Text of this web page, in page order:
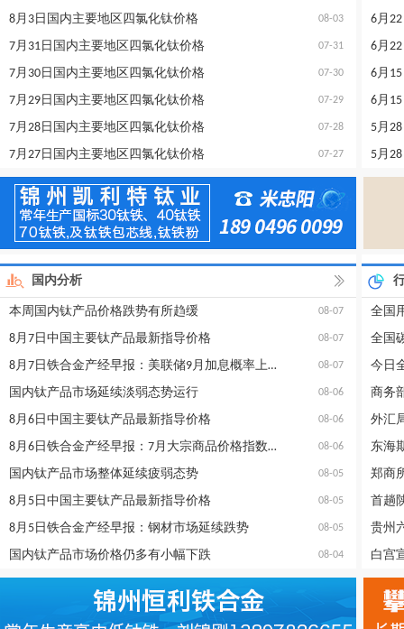
08-03
8月3日国内主要地区四氯化钛价格
07-31
7月31日国内主要地区四氯化钛价格
07-30
7月30日国内主要地区四氯化钛价格
07-29
7月29日国内主要地区四氯化钛价格
07-28
7月28日国内主要地区四氯化钛价格
07-27
7月27日国内主要地区四氯化钛价格
6月
6月
6月
6月
5月
5月
国内分析
08-07
本周国内钛产品价格跌势有所趋缓
08-07
8月7日中国主要钛产品最新指导价格
08-07
8月7日铁合金产经早报：美联储9月加息概率上升
08-06
国内钛产品市场延续淡弱态势运行
08-06
8月6日中国主要钛产品最新指导价格
08-06
8月6日铁合金产经早报：7月大宗商品价格指数小幅回落
08-05
国内钛产品市场整体延续疲弱态势
08-05
8月5日中国主要钛产品最新指导价格
08-05
8月5日铁合金产经早报：钢材市场延续跌势
08-04
国内钛产品市场价格仍多有小幅下跌
全国
今日
商务
东海
首趟
贵州